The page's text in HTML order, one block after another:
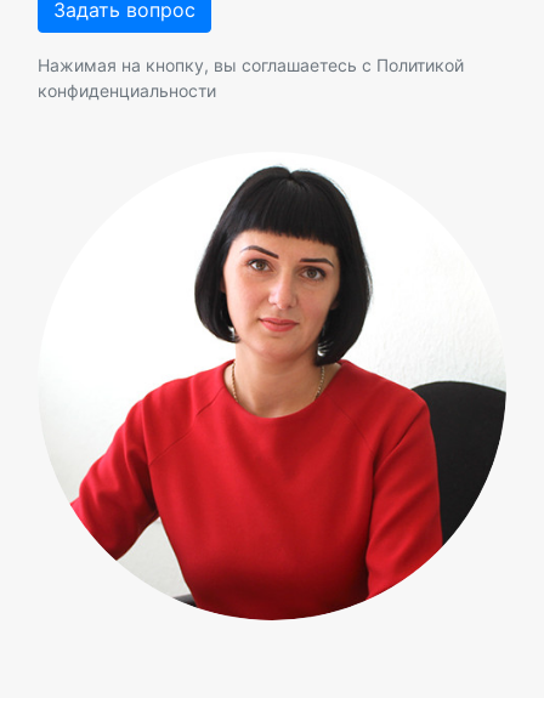
Нажимая на кнопку, вы соглашаетесь с Политикой
конфиденциальности